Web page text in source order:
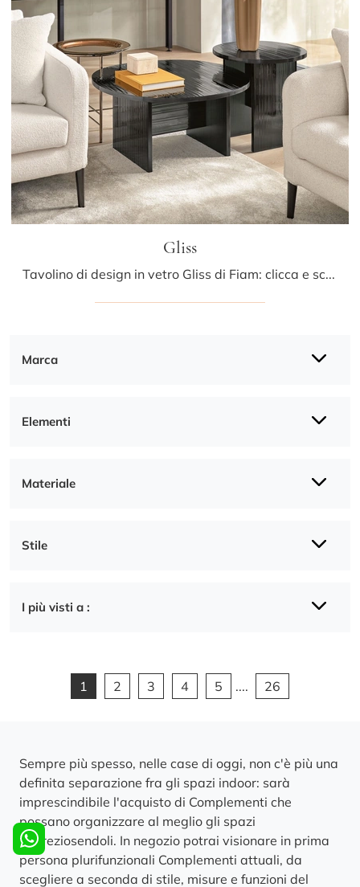
Marca
Elementi
Materiale
Stile
I più visti a :
Gliss
Tavolino di design in vetro Gliss di Fiam: clicca e scopri di più sui Complementi e tavolini design in vetro del noto e conosciuto marchio!
1 2 3 4 5 .... 26
Sempre più spesso, nelle case di oggi, non c'è più una
definita separazione fra gli spazi indoor: sarà
imprescindibile l'acquisto di Complementi che
possano organizzare al meglio gli spazi
impreziosendoli. In negozio potrai visionare in prima
persona plurifunzionali Complementi attuali, da
scegliere a seconda di stile, misure e funzioni del